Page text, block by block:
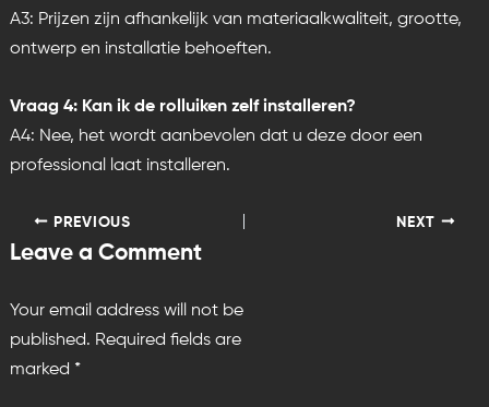
A3: Prijzen zijn afhankelijk van materiaalkwaliteit, grootte,
ontwerp en installatie behoeften.
Vraag 4: Kan ik de rolluiken zelf installeren?
A4: Nee, het wordt aanbevolen dat u deze door een
professional laat installeren.
PREVIOUS NEXT
Leave a Comment
Your email address will not be
published. Required fields are
marked *